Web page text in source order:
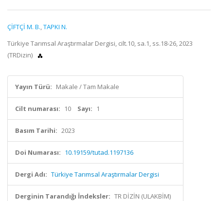
ÇİFTÇİ M. B.,TAPKI N.
Türkiye Tarımsal Araştırmalar Dergisi, cilt.10, sa.1, ss.18-26, 2023
(TRDizin)
Yayın Türü: Makale / Tam Makale
Cilt numarası: 10 Sayı: 1
Basım Tarihi: 2023
Doi Numarası: 10.19159/tutad.1197136
Dergi Adı: Türkiye Tarımsal Araştırmalar Dergisi
Derginin Tarandığı İndeksler: TR DİZİN (ULAKBİM)